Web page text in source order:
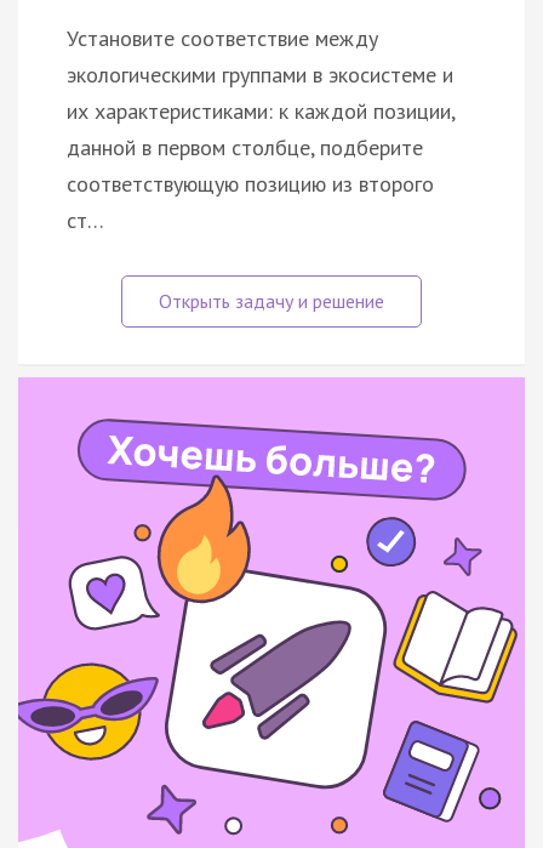
Установите соответствие между
экологическими группами в экосистеме и
их характеристиками: к каждой позиции,
данной в первом столбце, подберите
соответствующую позицию из второго
ст…